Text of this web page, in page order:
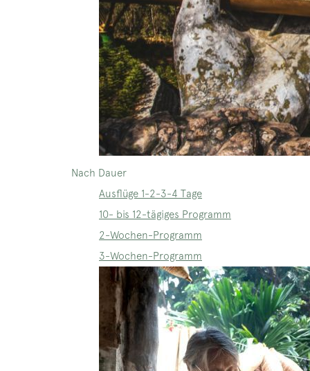
Nach Dauer
Ausflüge 1-2-3-4 Tage
10- bis 12-tägiges Programm
2-Wochen-Programm
3-Wochen-Programm